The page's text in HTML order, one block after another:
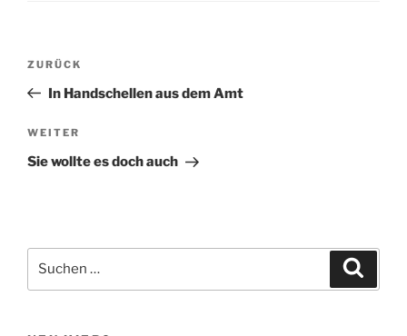
Beitragsnavigation
Vorheriger
Beitrag
ZURÜCK
In Handschellen aus dem Amt
Nächster
Beitrag
WEITER
Sie wollte es doch auch
nach: